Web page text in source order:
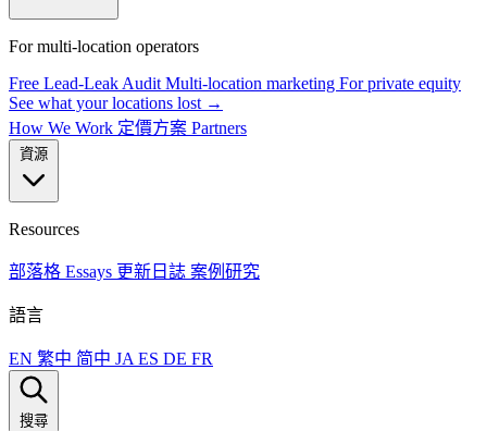
For multi-location operators
Free Lead-Leak Audit Multi-location marketing For private equity
See what your locations lost →
How We Work 定價方案 Partners
Resources
部落格 Essays 更新日誌 案例研究
語言
EN 繁中 简中 JA ES DE FR
搜尋